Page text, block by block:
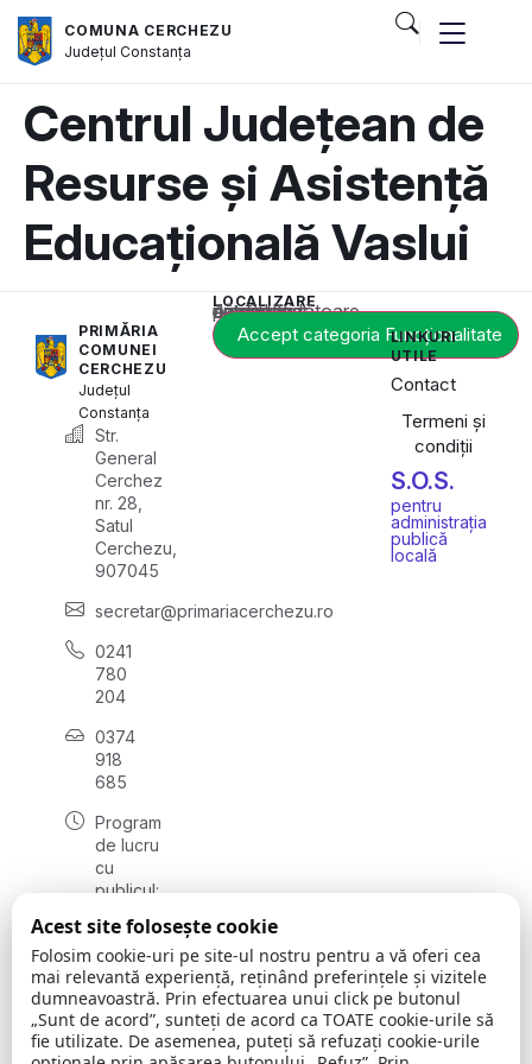
COMUNA CERCHEZU
JudețulConstanța
Centrul Județean de
Resurse și Asistență
Educațională Vaslui
PRIMĂRIA
COMUNEI
CERCHEZU
Județul
Constanța
Str.
General
Cerchez
nr. 28,
Satul
Cerchezu,
907045
secretar@primariacerchezu.ro
0241
780
204
0374
918
685
Program
de lucru
cu
publicul:
08:00 -
16:30
, vineri:
08:00 -
14:00
LOCALIZARE
Acest conținut este blocat până când acceptați categoria corespunzătoare de cookie-uri.
Accept categoria Funcționalitate
LINKURI
UTILE
Contact
Termeni și
condiții
S.O.S.
pentru
administrația
publică
locală
Acest site folosește cookie
Folosim cookie-uri pe site-ul nostru pentru a vă oferi cea
mai relevantă experiență, reținând preferințele și vizitele
dumneavoastră. Prin efectuarea unui click pe butonul
„Sunt de acord”, sunteți de acord ca TOATE cookie-urile să
fie utilizate. De asemenea, puteți să refuzați cookie-urile